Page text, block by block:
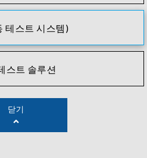
테스트 시스템)
스트 솔루션
닫기